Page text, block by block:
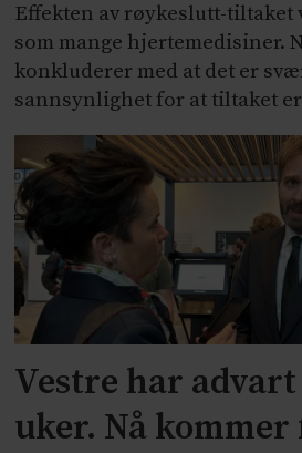
Effekten av røykeslutt-tiltaket
som mange hjertemedisiner.
konkluderer med at det er
sannsynlighet for at tiltaket
Vestre har
uker. Nå